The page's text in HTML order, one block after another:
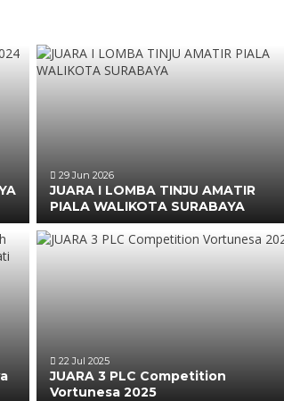
29 Jun 2026
JUARA I LOMBA TINJU AMATIR
PIALA WALIKOTA SURABAYA
22 Jul 2025
JUARA 3 PLC Competition
Vortunesa 2025